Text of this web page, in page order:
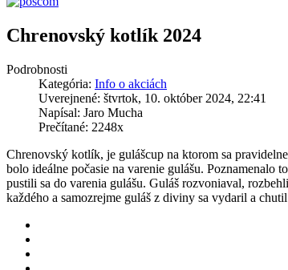
Chrenovský kotlík 2024
Podrobnosti
Kategória: Info o akciách
Uverejnené: štvrtok, 10. október 2024, 22:41
Napísal: Jaro Mucha
Prečítané: 2248x
Chrenovský kotlík, je gulášcup na ktorom sa
bolo ideálne počasie na varenie gulášu.
pustili sa do varenia gulášu. Guláš rozvoniaval,
každého a samozrejme guláš z diviny sa vydaril a